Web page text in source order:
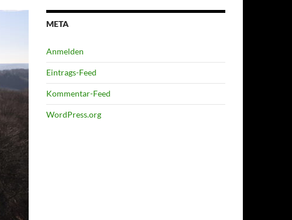
META
Anmelden
Eintrags-Feed
Kommentar-Feed
WordPress.org